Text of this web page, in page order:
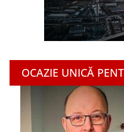
OCAZIE UNICĂ